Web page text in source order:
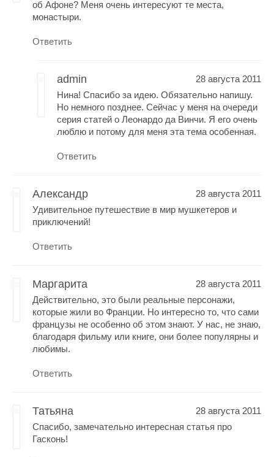
об Афоне? Меня очень интересуют те места,
монастыри.
Ответить
admin
28 августа 2011
Нина! Спасибо за идею. Обязательно напишу.
Но немного позднее. Сейчас у меня на очереди
серия статей о Леонардо да Винчи. Я его очень
люблю и потому для меня эта тема особенная.
Ответить
Александр
28 августа 2011
Удивительное путешествие в мир мушкетеров и
приключений!
Ответить
Маргарита
28 августа 2011
Действительно, это были реальные персонажи,
которые жили во Франции. Но интересно то, что сами
французы не особенно об этом знают. У нас, не знаю,
благодаря фильму или книге, они более популярны и
любимы.
Ответить
Татьяна
28 августа 2011
Спасибо, замечательно интересная статья про
Гасконь!